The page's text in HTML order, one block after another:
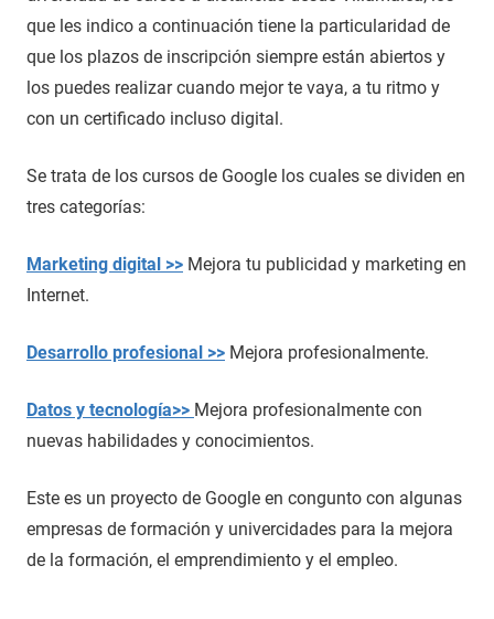
que les indico a continuación tiene la particularidad de
que los plazos de inscripción siempre están abiertos y
los puedes realizar cuando mejor te vaya, a tu ritmo y
con un certificado incluso digital.
Se trata de los cursos de Google los cuales se dividen en
tres categorías:
Marketing digital >> Mejora tu publicidad y marketing en
Internet.
Desarrollo profesional >> Mejora profesionalmente.
Datos y tecnología>> Mejora profesionalmente con
nuevas habilidades y conocimientos.
Este es un proyecto de Google en congunto con algunas
empresas de formación y univercidades para la mejora
de la formación, el emprendimiento y el empleo.